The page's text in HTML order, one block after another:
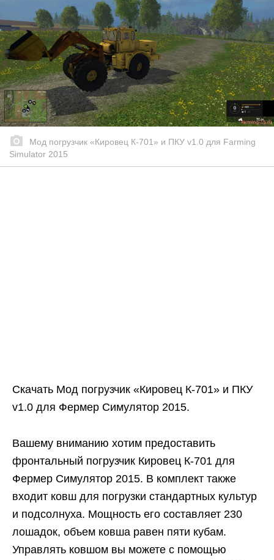
Мод погрузчик «Кировец К-701» и ПКУ v1.0 для Farming
Simulator 2015
Скачать Мод погрузчик «Кировец К-701» и ПКУ
v1.0 для Фермер Симулятор 2015.
Вашему вниманию хотим предоставить
фронтальный погрузчик Кировец К-701 для
Фермер Симулятор 2015. В комплект также
входит ковш для погрузки стандартных культур
и подсолнуха. Мощность его составляет 230
лошадок, объем ковша равен пяти кубам.
Управлять ковшом вы можете с помощью